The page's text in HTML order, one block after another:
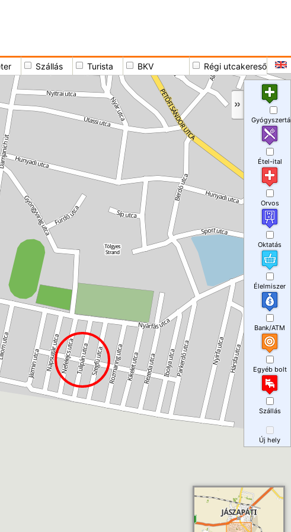
Szállás Turista BKV Régi utcakereső
Étel-ital
Orvos
Oktatás
Élelmiszer
Bank/ATM
Egyéb bolt
Szállás
Új hely